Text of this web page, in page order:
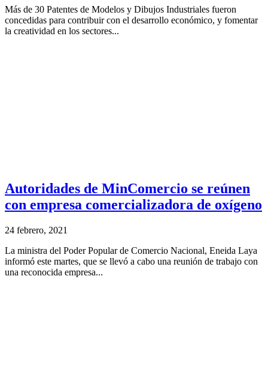
Más de 30 Patentes de Modelos y Dibujos Industriales fueron
concedidas para contribuir con el desarrollo económico, y fomentar
la creatividad en los sectores...
Autoridades de MinComercio se reúnen
con empresa comercializadora de oxígeno
24 febrero, 2021
La ministra del Poder Popular de Comercio Nacional, Eneida Laya
informó este martes, que se llevó a cabo una reunión de trabajo con
una reconocida empresa...